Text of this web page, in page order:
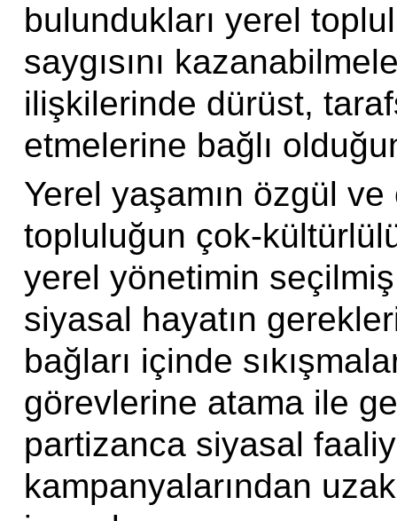
bulundukları yerel
saygısını
ilişkilerinde dürüst,
etmelerine bağlı
Yerel yaşamın özgül
topluluğun çok-
yerel yönetimin
siyasal hayatın
bağları içinde
görevlerine atama ile
partizanca siyasal
kampanyalarından